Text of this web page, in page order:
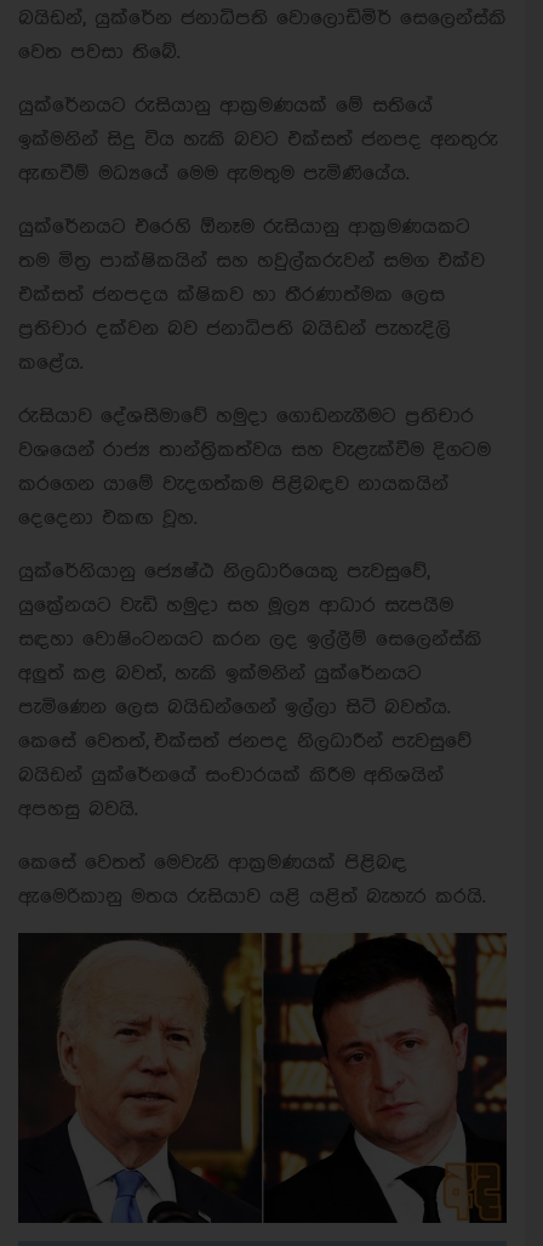
බයිඩන්, යුක්රේන ජනාධිපති වොලොඩිමිර් සෙලෙන්ස්කි
වෙත පවසා තිබේ.
යුක්රේනයට රුසියානු ආක්‍රමණයක් මේ සතියේ
ඉක්මනින් සිදු විය හැකි බවට එක්සත් ජනපද අනතුරු
ඇඟවීම් මධ්‍යයේ මෙම ඇමතුම පැමිණියේය.
යුක්රේනයට එරෙහි ඕනෑම රුසියානු ආක්‍රමණයකට
තම මිත්‍ර පාක්ෂිකයින් සහ හවුල්කරුවන් සමග එක්ව
එක්සත් ජනපදය ක්ෂිකව හා තීරණාත්මක ලෙස
ප්‍රතිචාර දක්වන බව ජනාධිපති බයිඩන් පැහැදිලි
කළේය.
රුසියාව දේශසීමාවේ හමුදා ගොඩනැගීමට ප්‍රතිචාර
වශයෙන් රාජ්‍ය තාන්ත්‍රිකත්වය සහ වැළැක්වීම දිගටම
කරගෙන යාමේ වැදගත්කම පිළිබඳව නායකයින්
දෙදෙනා එකඟ වූහ.
යුක්රේනියානු ජ්‍යෙෂ්ඨ නිලධාරියෙකු පැවසුවේ,
යුක්‍රේනයට වැඩි හමුදා සහ මූල්‍ය ආධාර සැපයීම
සඳහා වොෂිංටනයට කරන ලද ඉල්ලීම් සෙලෙන්ස්කි
අලුත් කළ බවත්, හැකි ඉක්මනින් යුක්රේනයට
පැමිණෙන ලෙස බයිඩන්ගෙන් ඉල්ලා සිටි බවත්ය.
කෙසේ වෙතත්, එක්සත් ජනපද නිලධාරීන් පැවසුවේ
බයිඩන් යුක්රේනයේ සංචාරයක් කිරීම අතිශයින්
අපහසු බවයි.
කෙසේ වෙතත් මෙවැනි ආක්‍රමණයක් පිළිබඳ
ඇමෙරිකානු මතය රුසියාව යළි යළිත් බැහැර කරයි.